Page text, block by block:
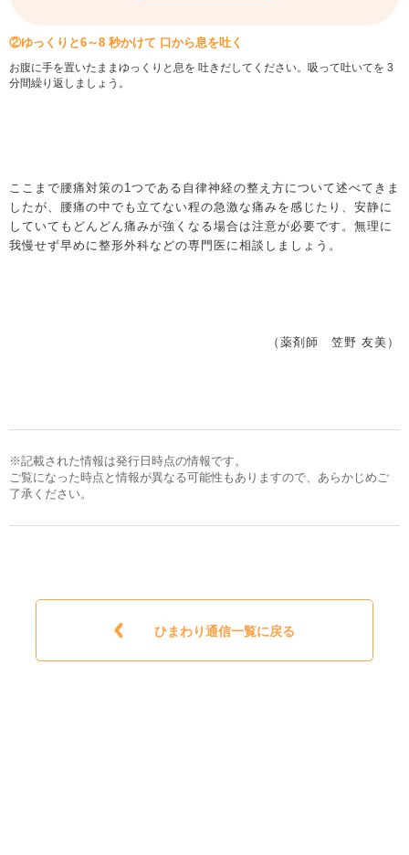
②ゆっくりと6～8 秒かけて 口から息を吐く
お腹に手を置いたままゆっくりと息を 吐きだしてください。吸って吐いてを 3
分間繰り返しましょう。
ここまで腰痛対策の1つである自律神経の整え方について述べてきま
したが、腰痛の中でも立てない程の急激な痛みを感じたり、安静に
していてもどんどん痛みが強くなる場合は注意が必要です。無理に
我慢せず早めに整形外科などの専門医に相談しましょう。
（薬剤師 笠野 友美）
※記載された情報は発行日時点の情報です。
ご覧になった時点と情報が異なる可能性もありますので、あらかじめご
了承ください。
ひまわり通信一覧に戻る